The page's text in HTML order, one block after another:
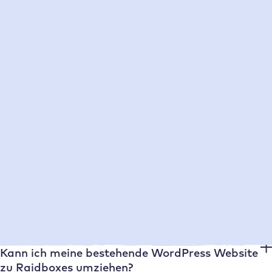
Kann ich meine bestehende WordPress Website
zu Raidboxes umziehen?